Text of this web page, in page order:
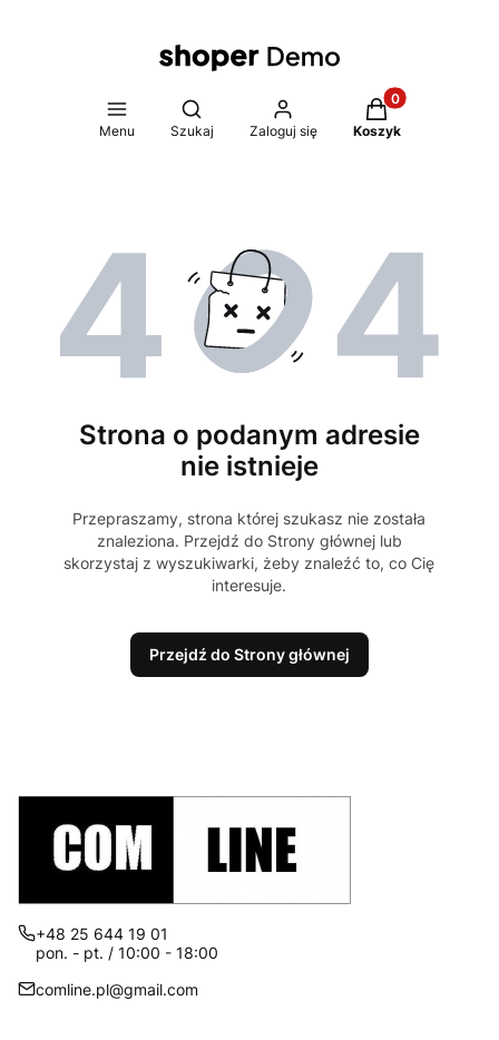
Menu
Otwórz wyszukiwarkę
Szukaj Zaloguj się
Produkty w
Koszyk
Strona o podanym adresie
nie istnieje
Przepraszamy, strona której szukasz nie została
znaleziona. Przejdź do Strony głównej lub
skorzystaj z wyszukiwarki, żeby znaleźć to, co Cię
interesuje.
Przejdź do Strony głównej
+48 25 644 19 01
pon. - pt. / 10:00 - 18:00
comline.pl@gmail.com